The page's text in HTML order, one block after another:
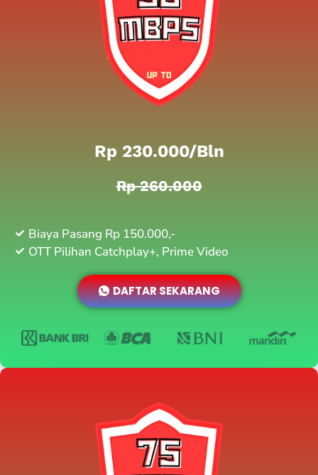
Rp 230.000/bln
Rp 260.000
Biaya Pasang Rp 150.000,-
OTT Pilihan Catchplay+, Prime Video
DAFTAR SEKARANG